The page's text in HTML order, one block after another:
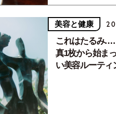
美容と健康
これはたるみ
真1枚から始ま
い美容ルーティ